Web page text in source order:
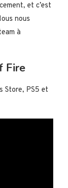
et c’est
nous
à
Fire
Store, PS5 et